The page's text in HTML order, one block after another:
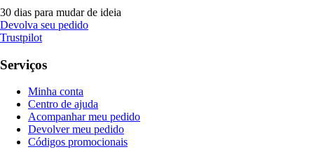
30 dias para mudar de ideia
Devolva seu pedido
Trustpilot
Serviços
Minha conta
Centro de ajuda
Acompanhar meu pedido
Devolver meu pedido
Códigos promocionais